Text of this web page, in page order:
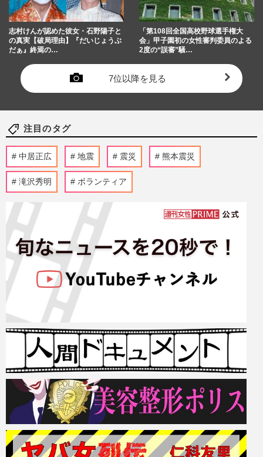
志村けんが認めた彼女・石野陽子と
の真実【破局理由】『だいじょうぶ
だぁ』終焉の…
「第108回全国高校野球選手権大
会」甲子園初の女性審判委員のよる
2度の“誤審”騒…
7位以降を見る
注目のタグ
中居正広 地震 震災 熊本震災
滝沢秀明 ボランティア